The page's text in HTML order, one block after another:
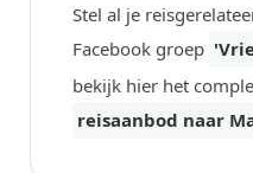
Stel al je
Facebook groep
bekijk hier het
reisaanbod naar